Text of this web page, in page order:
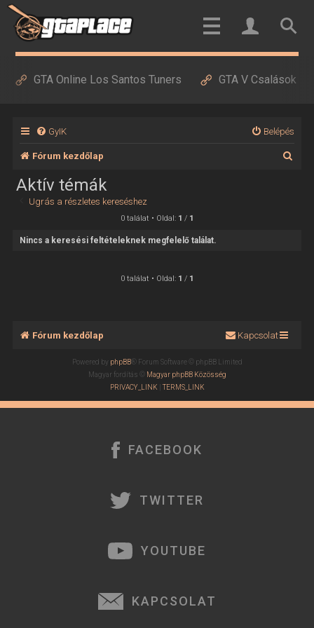
GTA Online Los Santos Tuners GTA V Csalások
GyIK Belépés
Fórum kezdőlap
Aktív témák
Ugrás a részletes kereséshez
0 találat • Oldal: 1 / 1
Nincs a keresési feltételeknek megfelelő találat.
0 találat • Oldal: 1 / 1
Fórum kezdőlap Kapcsolat
Powered by phpBB® Forum Software © phpBB Limited
Magyar fordítás ©
Magyar phpBB Közösség
PRIVACY_LINK| TERMS_LINK
FACEBOOK
TWITTER
YOUTUBE
KAPCSOLAT